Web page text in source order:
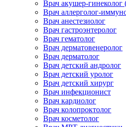
Врач акушер-гинеколог
Врач аллерголог-
Врач анестезиолог
Врач гастроэнтеролог
Врач гематолог
Врач дерматовенеролог
Врач дерматолог
Врач детский андролог
Врач детский уролог
Врач детский хирург
Врач инфекционист
Врач кардиолог
Врач колопроктолог
Врач косметолог